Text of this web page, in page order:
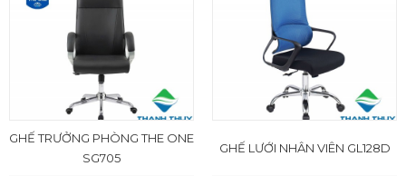
GHẾ TRƯỞNG PHÒNG THE ONE
SG705
GHẾ LƯỚI NHÂN VIÊN GL128D